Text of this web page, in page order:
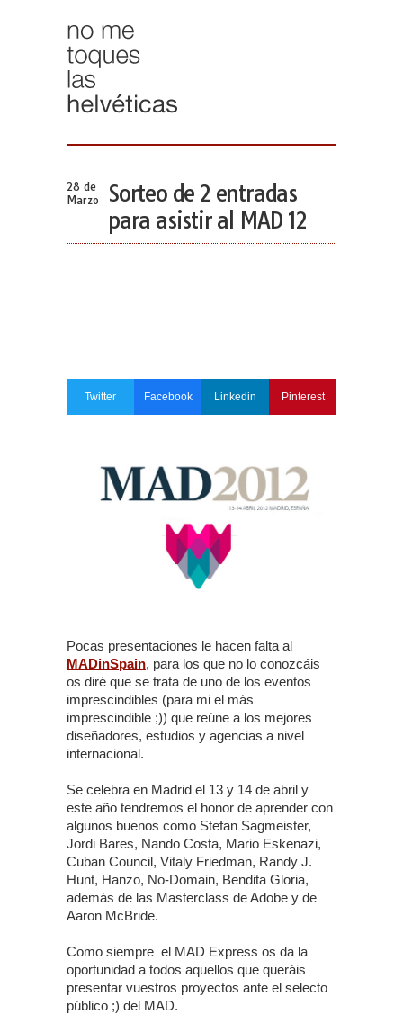
28 de
Marzo
Sorteo de 2 entradas
para asistir al MAD 12
Twitter Facebook Linkedin Pinterest
Pocas presentaciones le hacen falta al
MADinSpain, para los que no lo conozcáis
os diré que se trata de uno de los eventos
imprescindibles (para mi el más
imprescindible ;)) que reúne a los mejores
diseñadores, estudios y agencias a nivel
internacional.
Se celebra en Madrid el 13 y 14 de abril y
este año tendremos el honor de aprender con
algunos buenos como Stefan Sagmeister,
Jordi Bares, Nando Costa, Mario Eskenazi,
Cuban Council, Vitaly Friedman, Randy J.
Hunt, Hanzo, No-Domain, Bendita Gloria,
además de las Masterclass de Adobe y de
Aaron McBride.
Como siempre el MAD Express os da la
oportunidad a todos aquellos que queráis
presentar vuestros proyectos ante el selecto
público ;) del MAD.